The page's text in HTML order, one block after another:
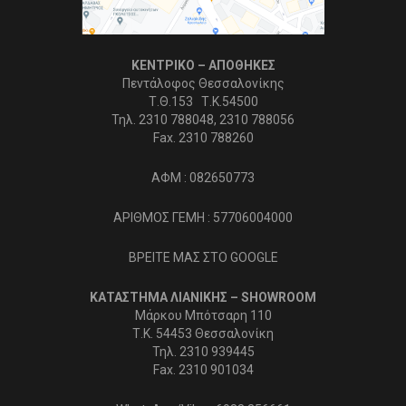
ΚΕΝΤΡΙΚΟ – ΑΠΟΘΗΚΕΣ
Πεντάλοφος Θεσσαλονίκης
Τ.Θ.153 Τ.Κ.54500
Τηλ. 2310 788048, 2310 788056
Fax. 2310 788260
ΑΦΜ : 082650773
ΑΡΙΘΜΟΣ ΓΕΜΗ : 57706004000
ΒΡΕΙΤΕ ΜΑΣ ΣΤΟ GOOGLE
ΚΑΤΑΣΤΗΜΑ ΛΙΑΝΙΚΗΣ – SHOWROOM
Μάρκου Μπότσαρη 110
Τ.Κ. 54453 Θεσσαλονίκη
Τηλ. 2310 939445
Fax. 2310 901034